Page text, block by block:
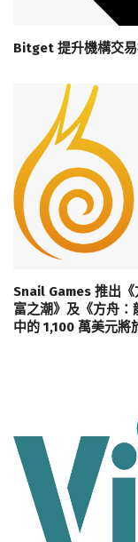
Bitget 提升機構交
Snail Games 推出
富之潮》及《方舟
中的 1,100 萬美元